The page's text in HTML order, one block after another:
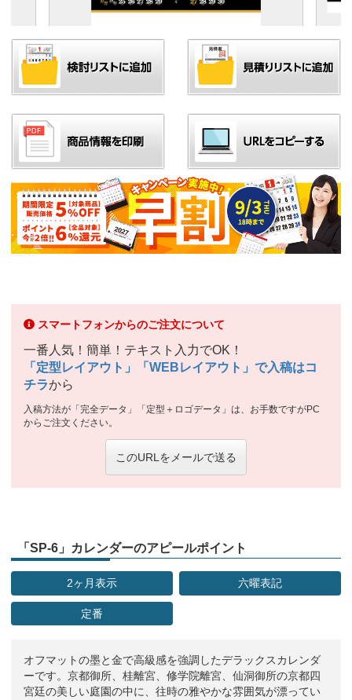
スマートフォンからのご注文について
一番人気！簡単！テキスト入力でOK！
「定型レイアウト」「WEBレイアウト」で入稿はコ
チラから
入稿方法が「完全データ」「定型＋ロゴデータ」は、お手数ですがPC
からご注文ください。
このURLをメールで送る
「SP-6」カレンダーのアピールポイント
2ヶ月表示 六曜表記
定番
オフマットの墨と金で高級感を強調したデラックスカレンダ
ーです。京都御所、桂離宮、修学院離宮、仙洞御所の京都四
宮廷の美しい庭園の中に、往時の雅やかな雰囲気が漂ってい